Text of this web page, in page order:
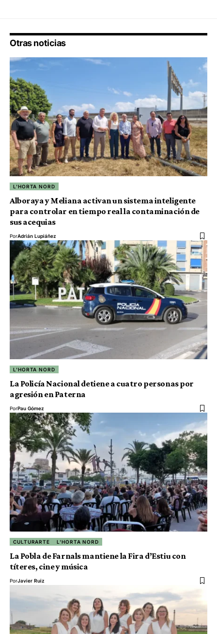
Otras noticias
L'HORTA NORD
Alboraya y Meliana activan un sistema inteligente
para controlar en tiempo real la contaminación de
sus acequias
PorAdrián Lupiáñez
L'HORTA NORD
La Policía Nacional detiene a cuatro personas por
agresión en Paterna
PorPau Gómez
CULTURARTE L'HORTA NORD
La Pobla de Farnals mantiene la Fira d’Estiu con
títeres, cine y música
PorJavier Ruiz